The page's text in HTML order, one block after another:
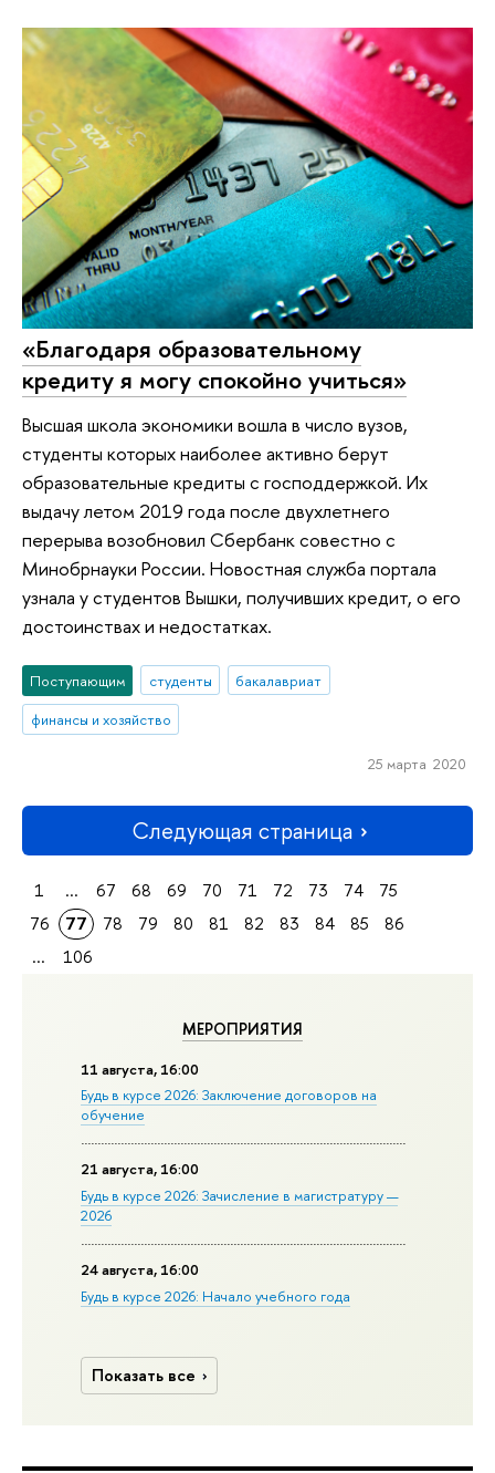
МЕРОПРИЯТИЯ
11 августа, 16:00
Будь в курсе 2026: Заключение договоров на
обучение
21 августа, 16:00
Будь в курсе 2026: Зачисление в магистратуру —
2026
24 августа, 16:00
Будь в курсе 2026: Начало учебного года
Показать все
«Благодаря образовательному
кредиту я могу спокойно учиться»
Высшая школа экономики вошла в число вузов,
студенты которых наиболее активно берут
образовательные кредиты с господдержкой. Их
выдачу летом 2019 года после двухлетнего
перерыва возобновил Сбербанк совестно с
Минобрнауки России. Новостная служба портала
узнала у студентов Вышки, получивших кредит, о его
достоинствах и недостатках.
Поступающим студенты
бакалавриат
финансы и хозяйство
25 марта 2020
Следующая страница
1 ... 67 68 69 70 71 72 73 74
75
76
77 78 79 80 81 82 83 84 85
86
...
106